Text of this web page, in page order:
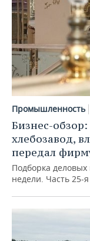
Промышленность
Бизнес-
хлебозавод,
передал
Подборка
недели. Часть 25-я